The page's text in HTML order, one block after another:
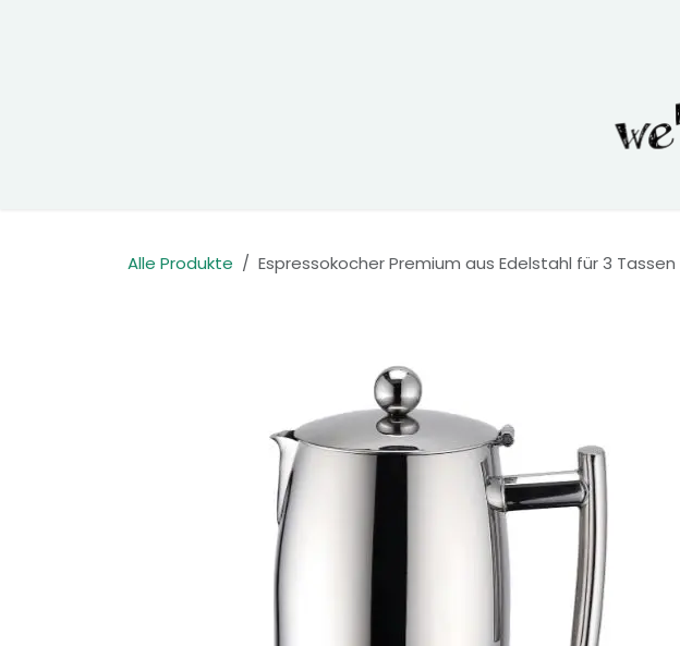
Alle Produkte Espressokocher Premium aus Edelstahl für 3 Tassen